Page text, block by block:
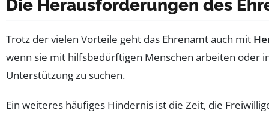
Die Herausforderungen des
Trotz der vielen Vorteile geht das Ehrenamt auch mit
wenn sie mit hilfsbedürftigen Menschen arbeiten oder
Unterstützung zu suchen.
Ein weiteres häufiges Hindernis ist die Zeit, die